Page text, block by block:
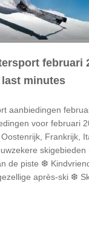
februari
minutes
aanbiedingen
voor februari
Frankrijk,
de piste ❆
après-ski ❆